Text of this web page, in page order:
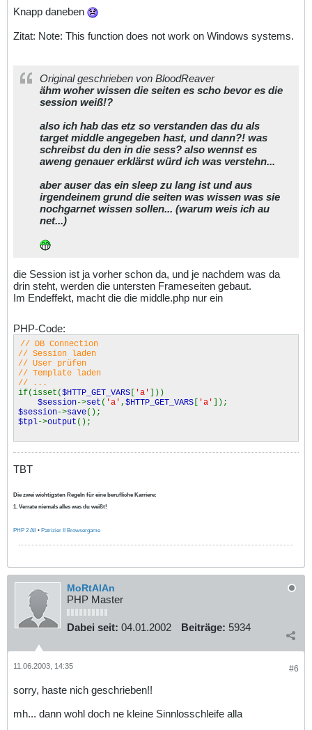
Knapp daneben
Zitat: Note: This function does not work on Windows systems.
Original geschrieben von BloodReaver
ähm woher wissen die seiten es scho bevor es die
session weiß!?
also ich hab das etz so verstanden das du als
target middle angegeben hast, und dann?! was
schreibst du den in die sess? also wennst es
aweng genauer erklärst würd ich was verstehn...
aber auser das ein sleep zu lang ist und aus
irgendeinem grund die seiten was wissen was sie
nochgarnet wissen sollen... (warum weis ich au
net...)
die Session ist ja vorher schon da, und je nachdem was da
drin steht, werden die untersten Frameseiten gebaut.
Im Endeffekt, macht die die middle.php nur ein
PHP-Code:
// DB Connection
// Session laden
// User prüfen
// Template laden
// ...
if(isset($HTTP_GET_VARS [ 'a' ]))
$session->set ( 'a' , $HTTP_GET_VARS [ 'a' ]);
$session->save();
$tpl->output ();
TBT
Die zwei wichtigsten Regeln für eine berufliche Karriere:
1. Verrate niemals alles was du weißt!
PHP 2 All • Patrizier II Browsergame
MoRtAlAn
PHP Master
Dabei seit: 04.01.2002 Beiträge: 5934
#6
11.06.2003, 14:35
sorry, haste nich geschrieben!!
mh... dann wohl doch ne kleine Sinnlosschleife alla